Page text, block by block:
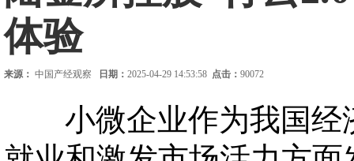
体验
来源： 中国产经观察 日期： 2025-04-29 14:53:58 点击： 90072
小微企业作为我国经济